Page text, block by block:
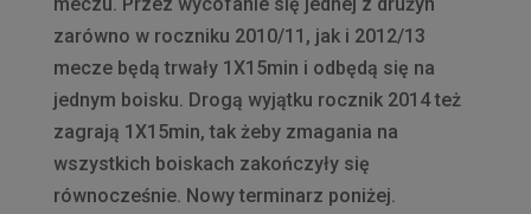
zarówno w roczniku 2010/11, jak i 2012/13
mecze będą trwały 1X15min i odbędą się na
jednym boisku. Drogą wyjątku rocznik 2014 też
zagrają 1X15min, tak żeby zmagania na
wszystkich boiskach zakończyły się
równocześnie. Nowy terminarz poniżej.